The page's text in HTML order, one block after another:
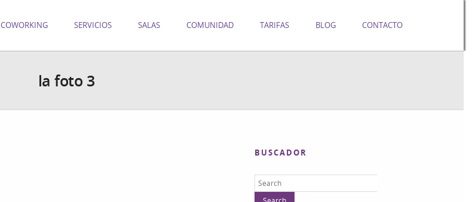
COWORKING SERVICIOS SALAS COMUNIDAD TARIFAS BLOG CONTACTO
la foto 3
BUSCADOR